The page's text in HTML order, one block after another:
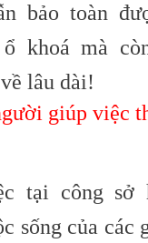
bảo toàn
khoá mà
lâu dài!
giúp việc
tại công sở
sống của các